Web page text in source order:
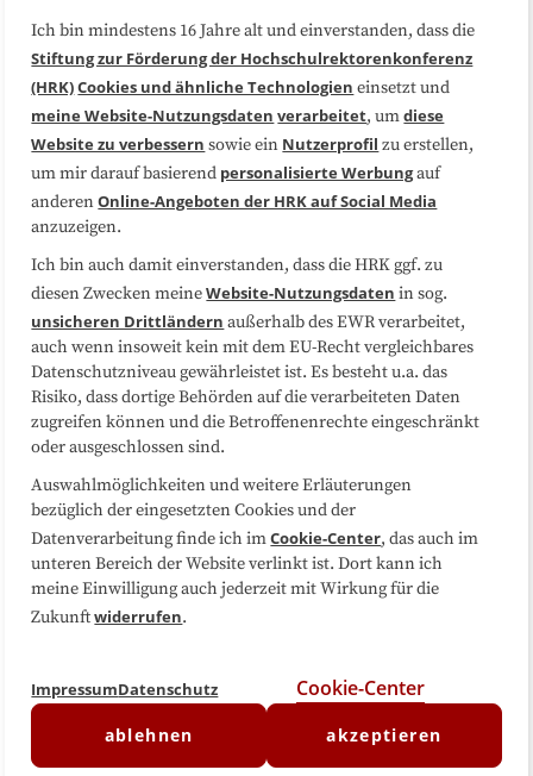
Über uns FAQ
Medienarbeit Kooperationen
Datenschutzerklärung Impressum
Sitemap
Folgen Sie uns
Ich bin mindestens 16 Jahre alt und einverstanden, dass die
Stiftung zur Förderung der Hochschulrektorenkonferenz
(HRK)Cookies und ähnliche Technologien einsetzt und
meine Website-Nutzungsdaten verarbeitet, umdiese
Website zu verbessern sowie ein Nutzerprofil zu erstellen,
um mir darauf basierend personalisierte Werbungauf
anderenOnline-Angeboten der HRK auf Social Media
anzuzeigen.
Ich bin auch damit einverstanden, dass die HRK ggf. zu
diesen Zwecken meineWebsite-Nutzungsdaten in sog.
unsicheren Drittländern außerhalb des EWR verarbeitet,
auch wenn insoweit kein mit dem EU-Recht vergleichbares
Datenschutzniveau gewährleistet ist. Es besteht u.a. das
Risiko, dass dortige Behörden auf die verarbeiteten Daten
zugreifen können und die Betroffenenrechte eingeschränkt
oder ausgeschlossen sind.
Auswahlmöglichkeiten und weitere Erläuterungen
bezüglich der eingesetzten Cookies und der
Datenverarbeitung finde ich imCookie-Center, das auch im
unteren Bereich der Website verlinkt ist. Dort kann ich
meine Einwilligung auch jederzeit mit Wirkung für die
Zukunftwiderrufen.
ImpressumDatenschutz Cookie-Center
ablehnen akzeptieren